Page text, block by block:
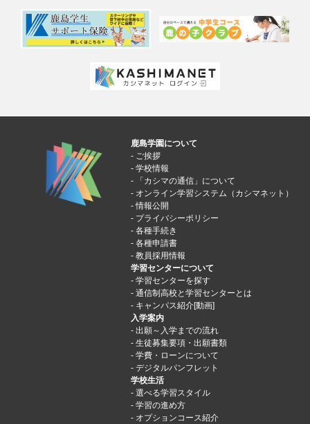
鹿島学園について
ご挨拶
学校情報
「カシマの通信」について
オンライン学習システム（カシマネット）
情報公開
プライバシーポリシー
各種手続き
各種申請書
教員採用情報
学習センターについて
学習センターを探す
通信制高校と学習センターとは
キャンパス紹介[動画]
入学案内
出願～入学までの流れ
生徒募集要項・出願書類
学費・ローンについて
デジタルパンフレット
学校生活
選べる学習スタイル
学習の進め方
オプションコース紹介